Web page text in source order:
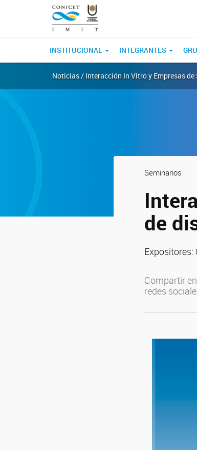
INSTITUCIONAL INTEGRANTES
Noticias / Interacción In Vitro y Empresas de
Seminarios
de
Expositores:
Compartir en
redes